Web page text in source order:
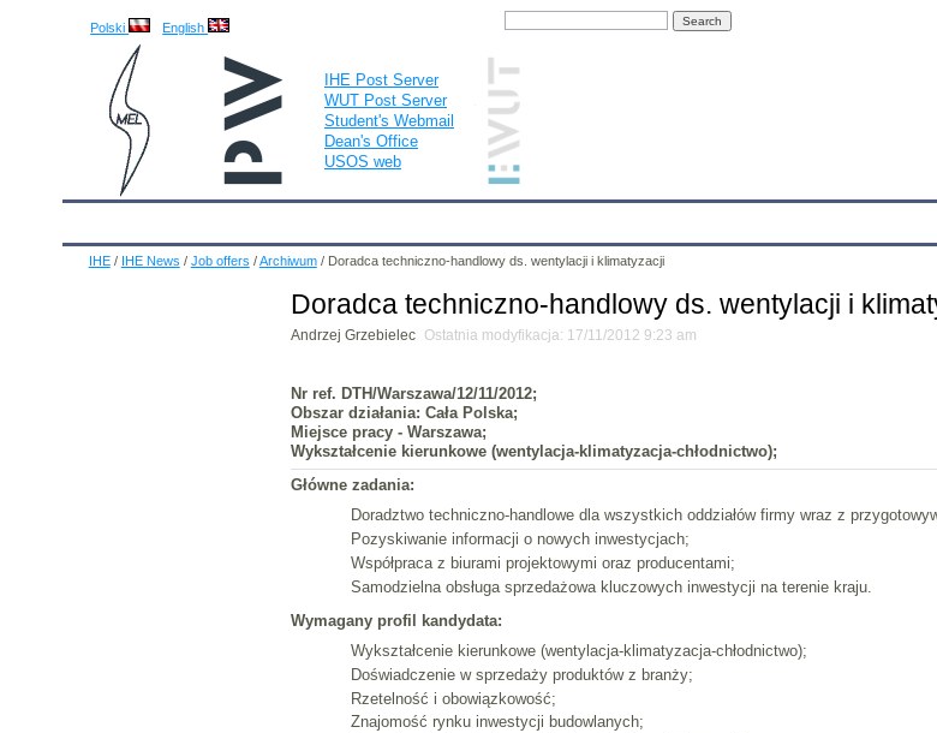
Polski English
IHE Post Server
WUT Post Server
Student's Webmail
Dean's Office
USOS web
IHE / IHE News / Job offers /Archiwum / Doradca techniczno-handlowy ds. wentylacji i klimatyzacji
Doradca techniczno-handlowy ds. wentylacji i
Andrzej Grzebielec Ostatnia modyfikacja: 17/11/2012 9:23 am
Nr ref. DTH/Warszawa/12/11/2012;
Obszar działania: Cała Polska;
Miejsce pracy - Warszawa;
Wykształcenie kierunkowe (wentylacja-klimatyzacja-chłodnictwo);
Główne zadania:
Doradztwo techniczno-handlowe dla wszystkich oddziałów firmy wraz z
Pozyskiwanie informacji o nowych inwestycjach;
Współpraca z biurami projektowymi oraz producentami;
Samodzielna obsługa sprzedażowa kluczowych inwestycji na terenie kraju.
Wymagany profil kandydata:
Wykształcenie kierunkowe (wentylacja-klimatyzacja-chłodnictwo);
Doświadczenie w sprzedaży produktów z branży;
Rzetelność i obowiązkowość;
Znajomość rynku inwestycji budowlanych;